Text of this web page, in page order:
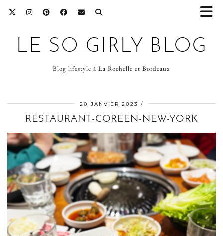
LE SO GIRLY BLOG
Blog lifestyle à La Rochelle et Bordeaux
20 JANVIER 2023
RESTAURANT-COREEN-NEW-YORK